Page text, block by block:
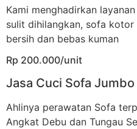
Kami menghadirkan
sulit dihilangkan, sofa
bersih dan bebas kuman
Rp 200.000/unit
Jasa Cuci Sofa Jumbo
Ahlinya perawatan Sofa
Angkat Debu dan Tungau